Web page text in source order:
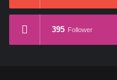
395 Follower